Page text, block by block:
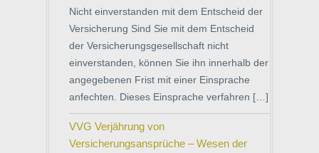
Nicht einverstanden mit dem Entscheid der
Versicherung Sind Sie mit dem Entscheid
der Versicherungsgesellschaft nicht
einverstanden, können Sie ihn innerhalb der
angegebenen Frist mit einer Einsprache
anfechten. Dieses Einsprache verfahren […]
VVG Verjährung von
Versicherungsansprüche – Wesen der